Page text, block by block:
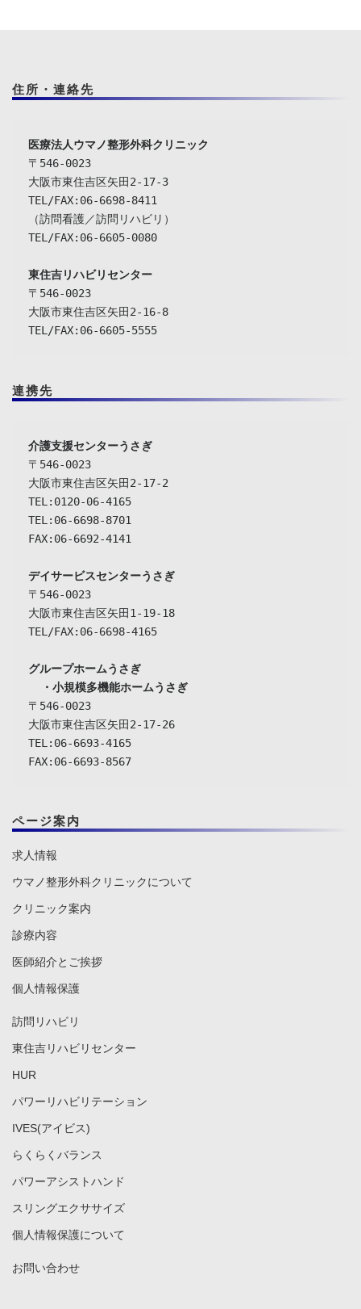
住所・連絡先
〒546-0023
大阪市東住吉区矢田2-17-3
TEL/FAX:06-6698-8411
（訪問看護／訪問リハビリ）
TEL/FAX:06-6605-0080
東住吉リハビリセンター
〒546-0023
大阪市東住吉区矢田2-16-8
TEL/FAX:06-6605-5555
連携先
介護支援センターうさぎ
〒546-0023
大阪市東住吉区矢田2-17-2
TEL:0120-06-4165
TEL:06-6698-8701
FAX:06-6692-4141
デイサービスセンターうさぎ
〒546-0023
大阪市東住吉区矢田1-19-18
TEL/FAX:06-6698-4165
グループホームうさぎ
  ・小規模多機能ホームうさぎ
〒546-0023
大阪市東住吉区矢田2-17-26
TEL:06-6693-4165
FAX:06-6693-8567
ページ案内
求人情報
ウマノ整形外科クリニックについて
クリニック案内
診療内容
医師紹介とご挨拶
個人情報保護
訪問リハビリ
東住吉リハビリセンター
HUR
パワーリハビリテーション
IVES(アイビス)
らくらくバランス
パワーアシストハンド
スリングエクササイズ
個人情報保護について
お問い合わせ